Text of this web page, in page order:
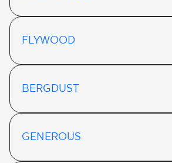
FLYWOOD
BERGDUST
GENEROUS